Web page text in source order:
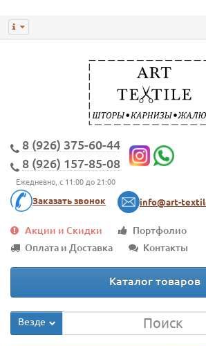
8 (926) 375-60-44
8 (926) 157-85-08
Ежедневно, с 11:00 до 21:00
Заказать звонок info@art-
Акции и Скидки
Портфолио
Оплата и Доставка
Контакты
Каталог товаров
Везде